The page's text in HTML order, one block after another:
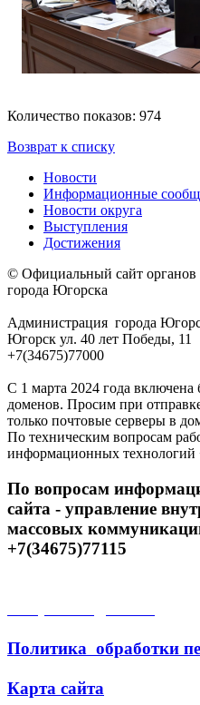
Количество показов: 974
Возврат к списку
Новости
Информационные
Новости округа
Выступления
Достижения
© Официальный сайт органов
города Югорска
Администрация города
Югорск ул. 40 лет Победы, 11
+7(34675)77000
С 1 марта 2024 года
доменов. Просим при
только почтовые серверы в
По техническим вопросам
информационных технологий
По вопросам
сайта - управление
массовых
+7(34675)77115
Политика обработки
Карта сайта